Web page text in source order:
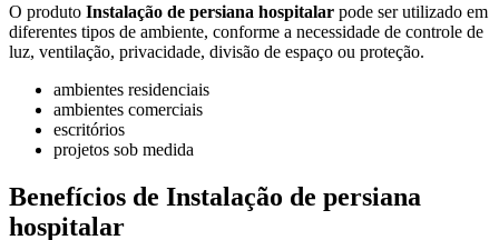
O produto Instalação de persiana hospitalar pode ser utilizado em
diferentes tipos de ambiente, conforme a necessidade de controle de
luz, ventilação, privacidade, divisão de espaço ou proteção.
ambientes residenciais
ambientes comerciais
escritórios
projetos sob medida
Benefícios de Instalação de persiana
hospitalar